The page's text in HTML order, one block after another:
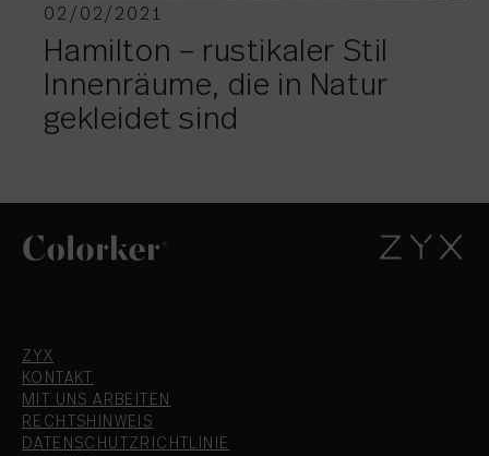
02/02/2021
Hamilton – rustikaler Stil
Innenräume, die in Natur
gekleidet sind
ZYX
KONTAKT
MIT UNS ARBEITEN
RECHTSHINWEIS
DATENSCHUTZRICHTLINIE